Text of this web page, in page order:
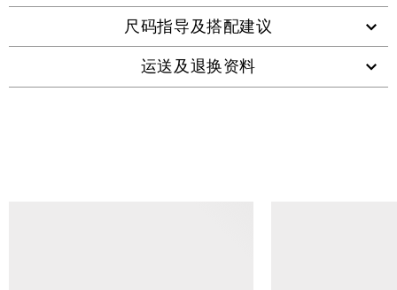
尺码指导及搭配建议
运送及退换资料